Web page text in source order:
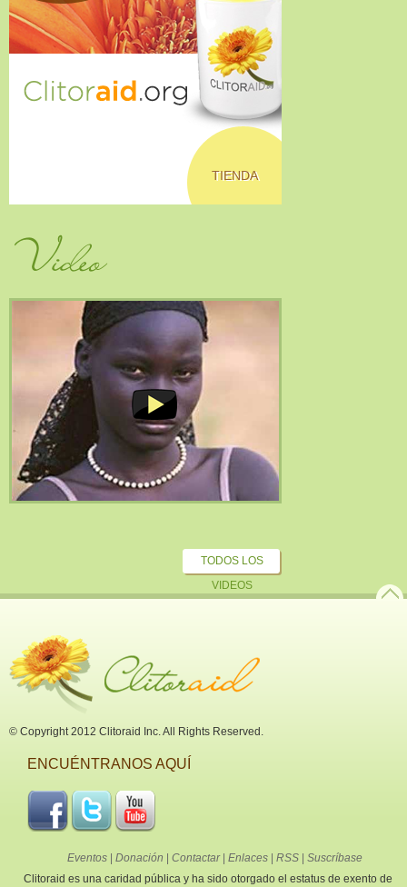
TIENDA
Video
TODOS LOS
VIDEOS
© Copyright 2012 Clitoraid Inc. All Rights Reserved.
ENCUÉNTRANOS AQUÍ
Eventos | Donación | Contactar| Enlaces | RSS | Suscríbase
Clitoraid es una caridad pública y ha sido otorgado el estatus de exento de